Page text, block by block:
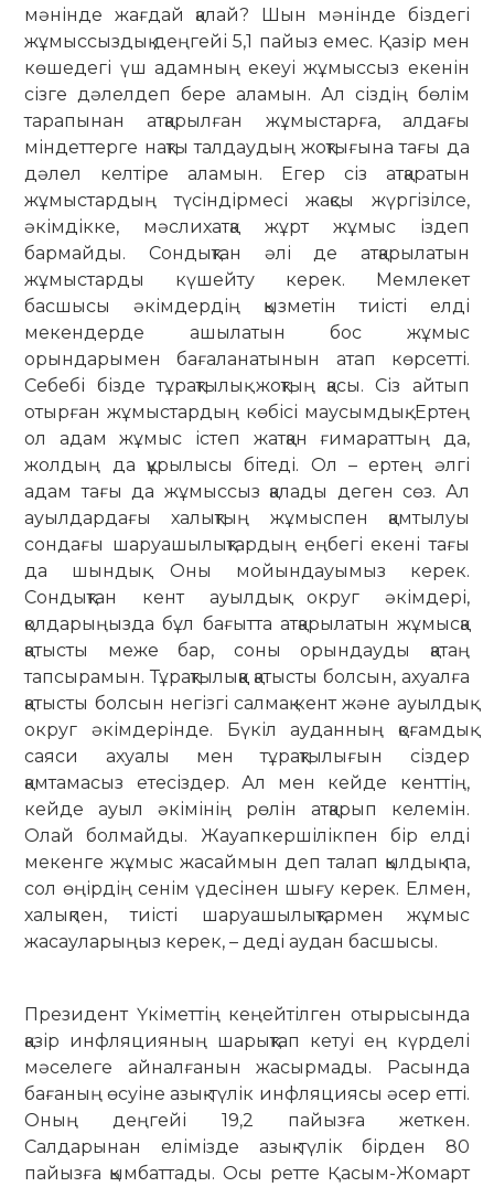
мәнінде жағдай қалай? Шын мәнінде біздегі
жұмыссыздық деңгейі 5,1 пайыз емес. Қазір мен
көшедегі үш адамның екеуі жұмыссыз екенін
сізге дәлелдеп бере аламын. Ал сіздің бөлім
тарапынан атқарылған жұмыстарға, алдағы
міндеттерге нақты талдаудың жоқтығына тағы да
дәлел келтіре аламын. Егер сіз атқаратын
жұмыстардың түсіндірмесі жақсы жүргізілсе,
әкімдікке, мәслихатқа жұрт жұмыс іздеп
бармайды. Сондықтан әлі де атқарылатын
жұмыстарды күшейту керек. Мемлекет
басшысы әкімдердің қызметін тиісті елді
мекендерде ашылатын бос жұмыс
орындарымен бағаланатынын атап көрсетті.
Себебі бізде тұрақтылық жоқтың қасы. Сіз айтып
отырған жұмыстардың көбісі маусымдық. Ертең
ол адам жұмыс істеп жатқан ғимараттың да,
жолдың да құрылысы бітеді. Ол – ертең әлгі
адам тағы да жұмыссыз қалады деген сөз. Ал
ауылдардағы халықтың жұмыспен қамтылуы
сондағы шаруашылықтардың еңбегі екені тағы
да шындық. Оны мойындауымыз керек.
Сондықтан кент ауылдық округ әкімдері,
қолдарыңызда бұл бағытта атқарылатын жұмысқа
қатысты меже бар, соны орындауды қатаң
тапсырамын. Тұрақтылыққа қатысты болсын, ахуалға
қатысты болсын негізгі салмақ кент және ауылдық
округ әкімдерінде. Бүкіл ауданның қоғамдық
саяси ахуалы мен тұрақтылығын сіздер
қамтамасыз етесіздер. Ал мен кейде кенттің,
кейде ауыл әкімінің рөлін атқарып келемін.
Олай болмайды. Жауапкершілікпен бір елді
мекенге жұмыс жасаймын деп талап қылдық па,
сол өңірдің сенім үдесінен шығу керек. Елмен,
халықпен, тиісті шаруашылықтармен жұмыс
жасауларыңыз керек, – деді аудан басшысы.
Президент Үкіметтің кеңейтілген отыры­сында
қазір инфляцияның шарықтап кетуі ең күрделі
мәселеге айналғанын жасырмады. Расында
бағаның өсуіне азық-түлік инф­ляциясы әсер етті.
Оның деңгейі 19,2 пайызға жеткен.
Салдарынан елімізде азық-түлік бірден 80
пайызға қымбаттады. Осы ретте Қасым-Жомарт